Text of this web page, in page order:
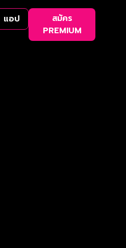
แอป
สมัคร
PREMIUM